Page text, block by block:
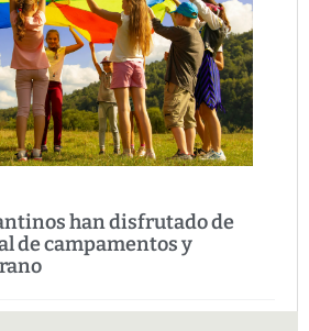
han disfrutado de
de campamentos y